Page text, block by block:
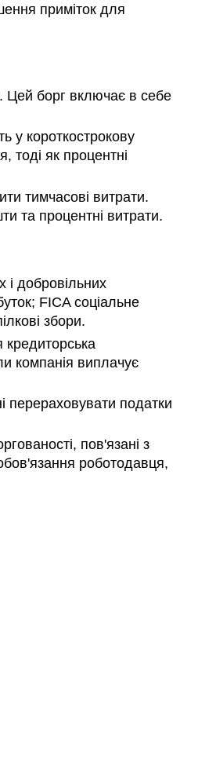
приміток для
Цей борг включає в себе
у короткострокову
тоді як процентні
тимчасові витрати.
та процентні витрати.
і добровільних
FICA соціальне
збори.
кредиторська
компанія виплачує
перераховувати податки
пов'язані з
роботодавця,